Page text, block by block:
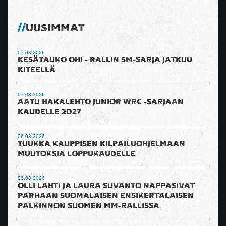
UUSIMMAT
07.08.2026
KESÄTAUKO OHI - RALLIN SM-SARJA JATKUU
KITEELLÄ
07.08.2026
AATU HAKALEHTO JUNIOR WRC -SARJAAN
KAUDELLE 2027
06.08.2026
TUUKKA KAUPPISEN KILPAILUOHJELMAAN
MUUTOKSIA LOPPUKAUDELLE
06.08.2026
OLLI LAHTI JA LAURA SUVANTO NAPPASIVAT
PARHAAN SUOMALAISEN ENSIKERTALAISEN
PALKINNON SUOMEN MM-RALLISSA